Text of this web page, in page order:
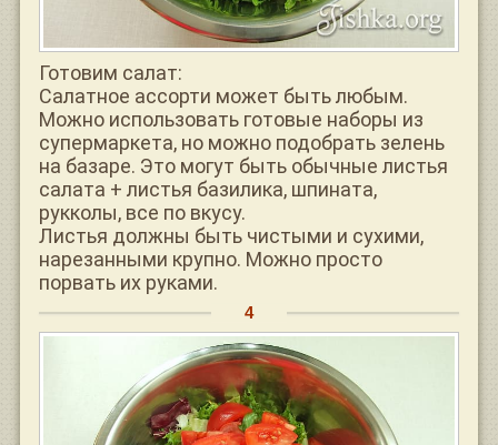
Готовим салат:
Салатное ассорти может быть любым.
Можно использовать готовые наборы из
супермаркета, но можно подобрать зелень
на базаре. Это могут быть обычные листья
салата + листья базилика, шпината,
рукколы, все по вкусу.
Листья должны быть чистыми и сухими,
нарезанными крупно. Можно просто
порвать их руками.